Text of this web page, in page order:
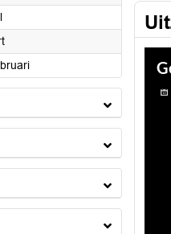
2026
2026
2026